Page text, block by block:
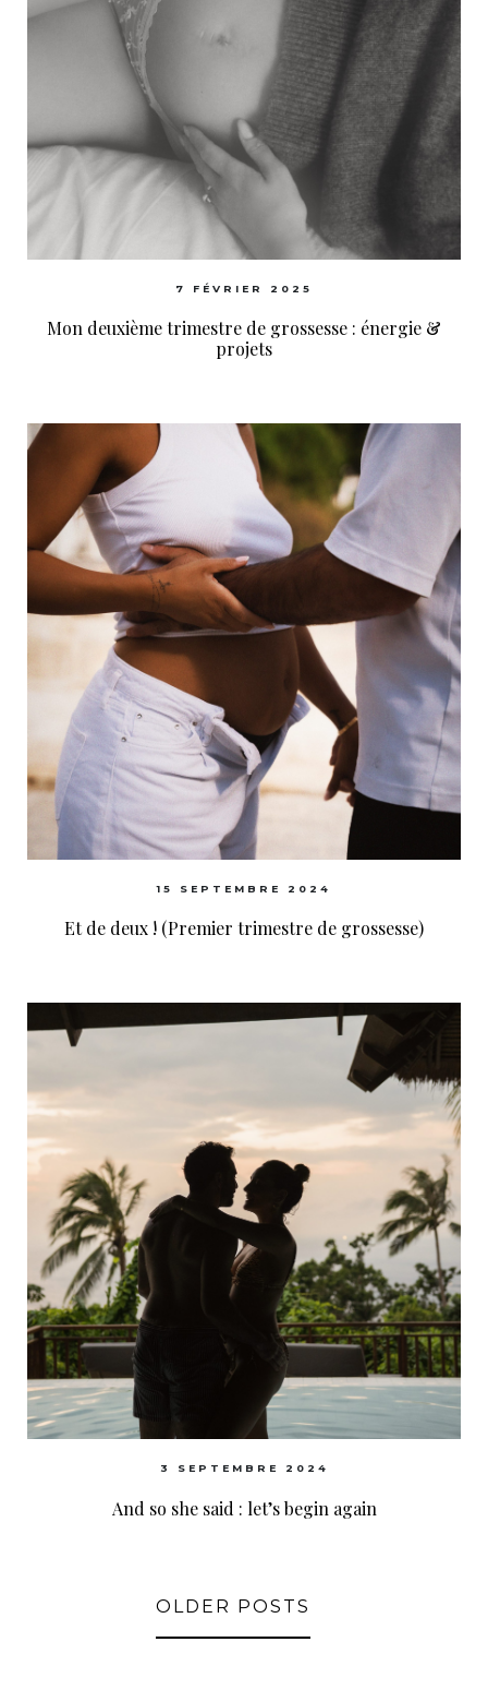
7 FÉVRIER 2025
Mon deuxième trimestre de grossesse : énergie &
projets
15 SEPTEMBRE 2024
Et de deux ! (Premier trimestre de grossesse)
3 SEPTEMBRE 2024
And so she said : let’s begin again
OLDER POSTS